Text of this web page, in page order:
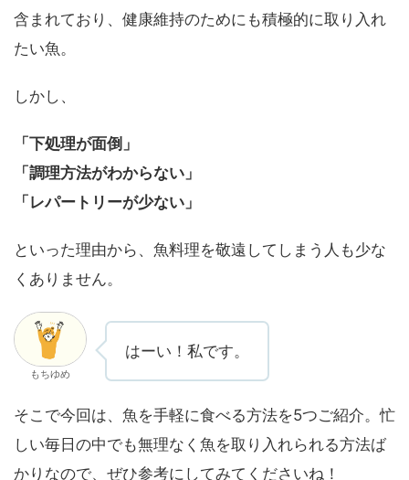
含まれており、健康維持のためにも積極的に取り入れ
たい魚。
しかし、
「下処理が面倒」
「調理方法がわからない」
「レパートリーが少ない」
といった理由から、魚料理を敬遠してしまう人も少な
くありません。
もちゆめ
はーい！私です。
そこで今回は、魚を手軽に食べる方法を5つご紹介。忙
しい毎日の中でも無理なく魚を取り入れられる方法ば
かりなので、ぜひ参考にしてみてくださいね！